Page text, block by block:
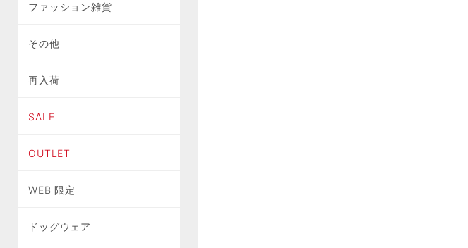
ファッション雑貨
その他
再入荷
SALE
OUTLET
WEB 限定
ドッグウェア